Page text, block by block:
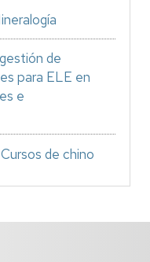
de
para ELE en
e
de chino